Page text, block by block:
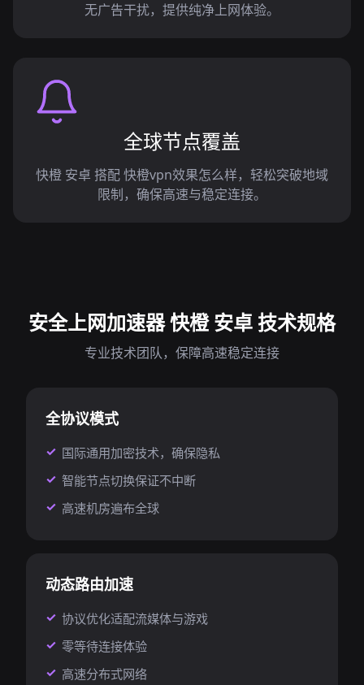
无广告干扰，提供纯净上网体验。
全球节点覆盖
快橙 安卓 搭配 快橙vpn效果怎么样，轻松突破地域
限制，确保高速与稳定连接。
安全上网加速器 快橙 安卓 技术规格
专业技术团队，保障高速稳定连接
全协议模式
国际通用加密技术，确保隐私
智能节点切换保证不中断
高速机房遍布全球
动态路由加速
协议优化适配流媒体与游戏
零等待连接体验
高速分布式网络